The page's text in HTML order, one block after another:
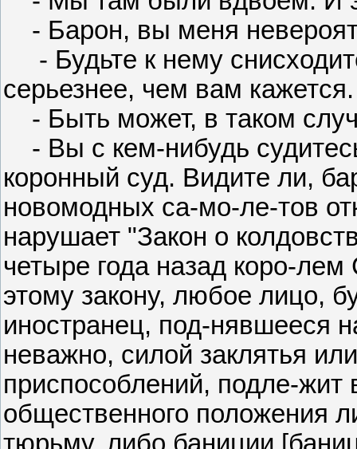
- Барон, вы меня
- Будьте к нему
серьезнее, чем вам кажется.
- Быть может, в таком
- Вы с кем-нибудь
коронный суд. Видите ли,
новомодных са-мо-ле-тов
нарушает "Закон о
четыре года назад коро-
этому закону, любое лицо,
иностранец, под-нявшееся
неважно, силой заклятья
приспособлений, подле-жит
общественного положения